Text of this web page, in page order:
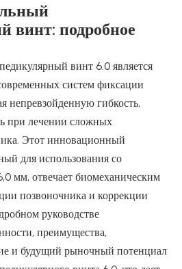
винт: подробное
винт 6.0 является
систем фиксации
непревзойденную гибкость,
при лечении сложных
Этот инновационный
для использования со
мм, отвечает биомеханическим
позвоночника и коррекции
руководстве
преимущества,
и будущий рыночный потенциал